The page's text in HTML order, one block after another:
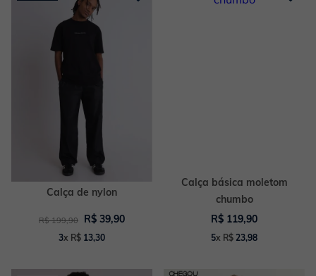
Calça de nylon
R$ 199,90 R$ 39,90
3x R$ 13,30
Calça básica moletom
chumbo
R$ 119,90
5x R$ 23,98